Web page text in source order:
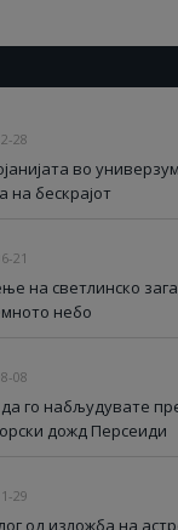
28
во
на бескрајот
21
на светлинско
небо
08
го набљудувате
дожд Персеиди
29
од изложба на